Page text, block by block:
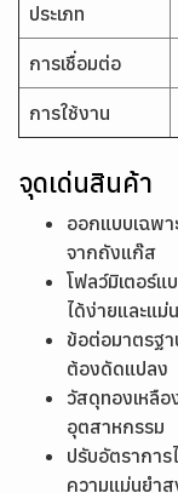
ประเภท
การเชื่อมต่อ
การใช้งาน
จุดเด่นสินค้า
ออกแบบเฉพ
จากถังแก๊ส
โฟลว์มิเตอร์
ได้ง่ายและแม่
ข้อต่อมาตรฐ
ต้องดัดแปลง
วัสดุทองเหลื
อุตสาหกรรม
ปรับอัตราการ
ความแม่นยำสู